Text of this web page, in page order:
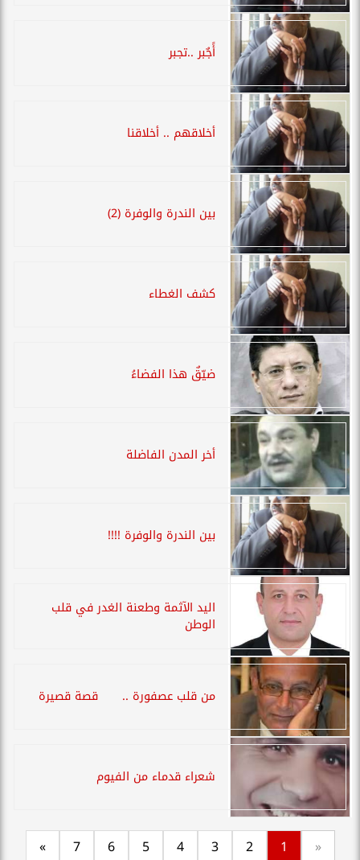
أًجٌبر ..تجبر
أخلاقهم .. أخلاقنا
بين الندرة والوفرة (2)
كشف الغطاء
ضيّقٌ هذا الفضاءُ
أخر المدن الفاضلة
بين الندرة والوفرة !!!!
اليد الآثمة وطعنة الغدر في قلب
الوطن
من قلب عصفورة .. قصة قصيرة
شعراء قدماء من الفيوم
«
1
2
3
4
5
6
7
»